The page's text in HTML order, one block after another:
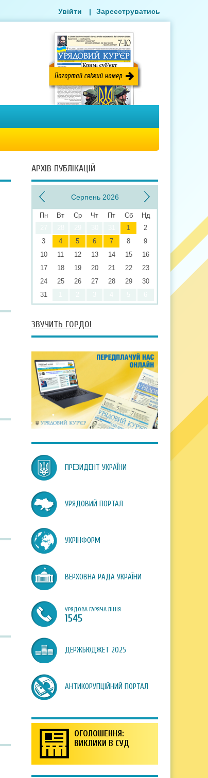
Увійти | Зареєструватись
АРХІВ ПУБЛІКАЦІЙ
Серпень 2026
Пн Вт Ср Чт Пт Сб
Нд
1
2
3
4 5 6 7 8
9
10
11 12 13 14 15
16
17
18 19 20 21 22
23
24
25 26 27 28 29
30
31
ЗВУЧИТЬ ГОРДО!
ПРЕЗИДЕНТ УКРАЇНИ
УРЯДОВИЙ ПОРТАЛ
УКРІНФОРМ
ВЕРХОВНА РАДА УКРАЇНИ
УРЯДОВА ГАРЯЧА ЛІНІЯ
1545
ДЕРЖБЮДЖЕТ 2025
АНТИКОРУПЦІЙНИЙ ПОРТАЛ
ОГОЛОШЕННЯ:
ВИКЛИКИ В СУД